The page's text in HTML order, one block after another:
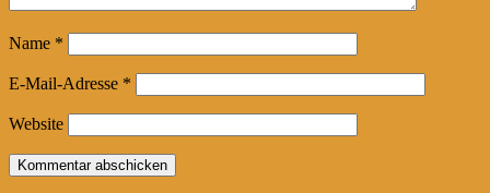
Name *
E-Mail-Adresse *
Website